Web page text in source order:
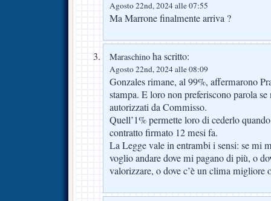
Agosto 22nd, 2024 alle 07:55
Ma Marrone finalmente arriva ?
Maraschino ha scritto:
Agosto 22nd, 2024 alle 08:09
Gonzales rimane, al 99%, affermarono
stampa. E loro non preferiscono parola
autorizzati da Commisso.
Quell’1% permette loro di cederlo
contratto firmato 12 mesi fa.
La Legge vale in entrambi i sensi: se mi
voglio andare dove mi pagano di più, o
valorizzare, o dove c’è un clima migliore